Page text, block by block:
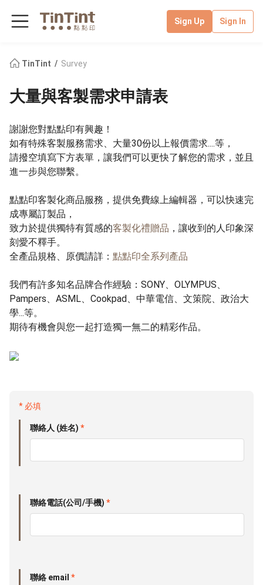
Sign Up Sign In
TinTint Survey
大量與客製需求申請表
謝謝您對點點印有興趣！
如有特殊客製服務需求、大量30份以上報價需求....等，
請撥空填寫下方表單，讓我們可以更快了解您的需求，並且
進一步與您聯繫。
點點印客製化商品服務，提供免費線上編輯器，可以快速完
成專屬訂製品，
致力於提供獨特有質感的客製化禮贈品 ，讓收到的人印象深
刻愛不釋手。
全產品規格、原價請詳： 點點印全系列產品
我們有許多知名品牌合作經驗：SONY、OLYMPUS、
Pampers、ASML、Cookpad、中華電信、文策院、政治大
學...等。
期待有機會與您一起打造獨一無二的精彩作品。
* 必填
聯絡人 (姓名) *
聯絡電話(公司/手機) *
聯絡 email *